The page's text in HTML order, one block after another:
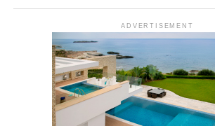
Παρουσιάζει οΜίκης Κασάπης
Δευτέρα 22/12 στις 7μμ
Vouli Report— αποκλειστικά στο
ADVERTISEMENT